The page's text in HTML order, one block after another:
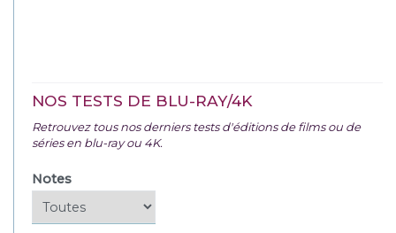
NOS TESTS DE BLU-RAY/4K
Retrouvez tous nos derniers tests d'éditions de films ou de
séries en blu-ray ou 4K.
Notes